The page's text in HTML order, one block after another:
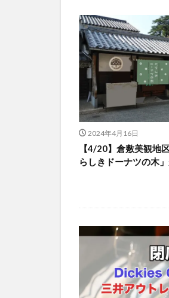
2024年4月16日
【4/20】倉敷美観地
らしきドーナツの木